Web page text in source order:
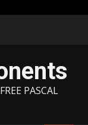
PASCAL